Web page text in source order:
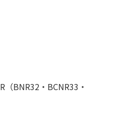
（BNR32・BCNR33・